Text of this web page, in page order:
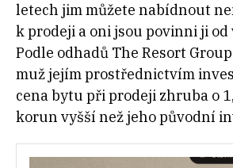
letech jim můžete nabídnout
k prodeji a oni jsou povinni ji od
Podle odhadů The Resort
muž jejím prostřednictvím
cena bytu při prodeji zhruba o
korun vyšší než jeho původní